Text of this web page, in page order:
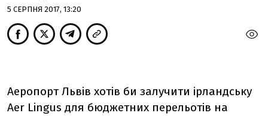
5 СЕРПНЯ 2017, 13:20
Аеропорт Львів хотів би залучити ірландську
Aer Lingus для бюджетних перельотів на